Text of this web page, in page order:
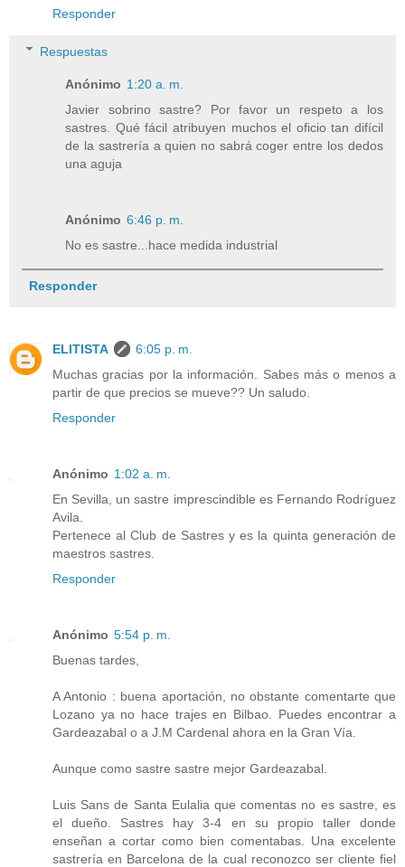
Responder
Respuestas
Anónimo 1:20 a. m.
Javier sobrino sastre? Por favor un respeto a los
sastres. Qué fácil atribuyen muchos el oficio tan difícil
de la sastrería a quien no sabrá coger entre los dedos
una aguja
Anónimo 6:46 p. m.
No es sastre...hace medida industrial
Responder
ELITISTA
6:05 p. m.
Muchas gracias por la información. Sabes más o menos a
partir de que precios se mueve?? Un saludo.
Responder
Anónimo 1:02 a. m.
En Sevilla, un sastre imprescindible es Fernando Rodríguez
Avila.
Pertenece al Club de Sastres y es la quinta generación de
maestros sastres.
Responder
Anónimo 5:54 p. m.
Buenas tardes,
A Antonio : buena aportación, no obstante comentarte que
Lozano ya no hace trajes en Bilbao. Puedes encontrar a
Gardeazabal o a J.M Cardenal ahora en la Gran Vía.
Aunque como sastre sastre mejor Gardeazabal.
Luis Sans de Santa Eulalia que comentas no es sastre, es
el dueño. Sastres hay 3-4 en su propio taller donde
enseñan a cortar como bien comentabas. Una excelente
sastrería en Barcelona de la cual reconozco ser cliente fiel